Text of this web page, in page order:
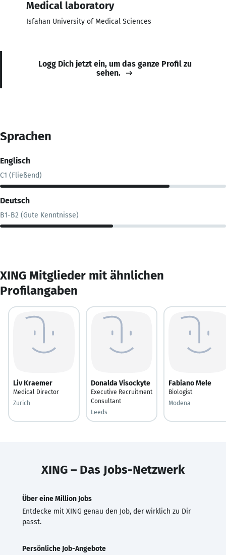
Medical laboratory
Isfahan University of Medical Sciences
Logg Dich jetzt ein, um das ganze Profil zu
sehen.
Sprachen
Englisch
C1 (Fließend)
Deutsch
B1-B2 (Gute Kenntnisse)
XING Mitglieder mit ähnlichen
Profilangaben
Liv Kraemer
Medical Director
Zurich
Donalda Visockyte
Executive Recruitment
Consultant
Leeds
Fabiano Mele
Biologist
Modena
XING – Das Jobs-Netzwerk
Über eine Million Jobs
Entdecke mit XING genau den Job, der wirklich zu Dir
passt.
Persönliche Job-Angebote